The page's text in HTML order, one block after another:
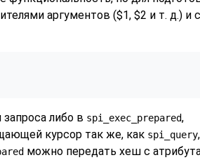
аргументов ($1, $2 и т. д.) и
либо в spi_exec_prepared,
курсор так же, как spi_query
можно передать хеш с